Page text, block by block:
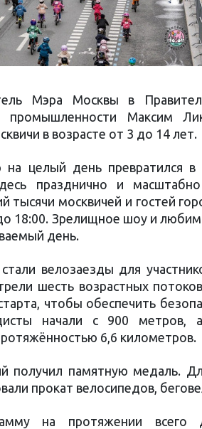
Мэра Москвы в
промышленности Максим
в возрасте от 3 до 14 лет.
целый день превратился в
празднично и
тысячи москвичей и гостей
18:00. Зрелищное шоу и
день.
велозаезды для
шесть возрастных
чтобы обеспечить
начали с 900 метров,
6,6 километров.
получил памятную медаль.
прокат велосипедов,
на протяжении всего